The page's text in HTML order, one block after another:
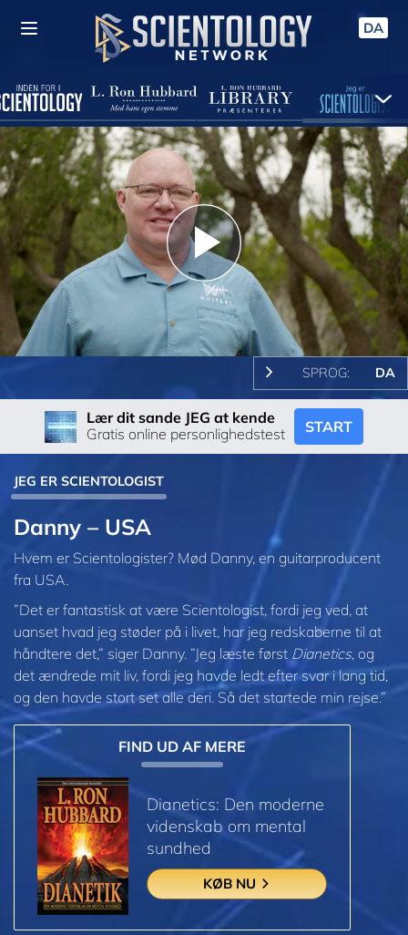
DA
Play
Video
SPROG: DA
Lær dit sande JEG at kende
Gratis online personlighedstest
START
JEG ER SCIENTOLOGIST
Danny – USA
Hvem er Scientologister? Mød Danny, en guitarproducent
fra USA.
”Det er fantastisk at være Scientologist, fordi jeg ved, at
uanset hvad jeg støder på i livet, har jeg redskaberne til at
håndtere det,” siger Danny. ”Jeg læste først Dianetics, og
det ændrede mit liv, fordi jeg havde ledt efter svar i lang tid,
og den havde stort set alle deri. Så det startede min rejse.”
FIND UD AF MERE
Dianetics: Den moderne
videnskab om mental
sundhed
KØB NU